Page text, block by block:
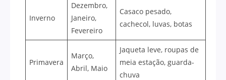
Inverno
Dezembro,
Janeiro,
Fevereiro
Casaco pesado,
cachecol, luvas, botas
Primavera
Março,
Abril, Maio
Jaqueta leve, roupas de
meia estação, guarda-
chuva